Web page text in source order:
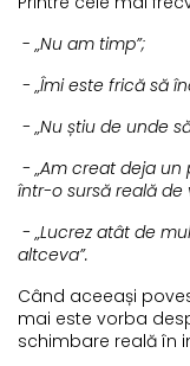
- „Nu am timp”;
- „Îmi este frică să
- „Nu știu de unde
- „Am creat deja un
într-o sursă reală de
- „Lucrez atât de
altceva”.
Când aceeași
mai este vorba
schimbare reală în